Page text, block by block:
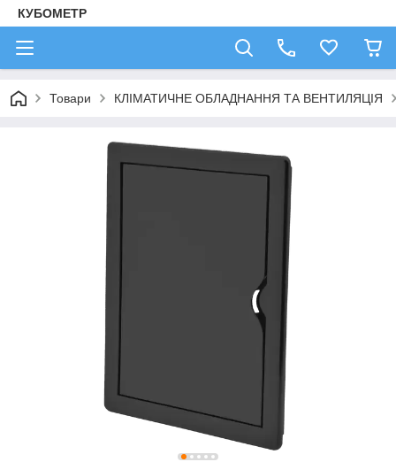
КУБОМЕТР
Товари КЛІМАТИЧНЕ ОБЛАДНАННЯ ТА ВЕНТИЛЯЦІЯ